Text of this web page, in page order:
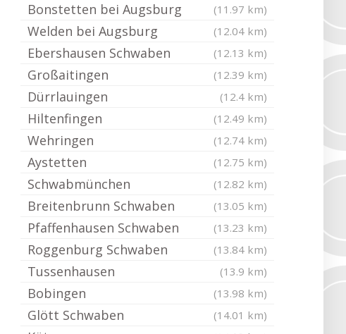
Bonstetten bei Augsburg (11.97 km)
Welden bei Augsburg (12.04 km)
Ebershausen Schwaben (12.13 km)
Großaitingen (12.39 km)
Dürrlauingen (12.4 km)
Hiltenfingen (12.49 km)
Wehringen (12.74 km)
Aystetten (12.75 km)
Schwabmünchen (12.82 km)
Breitenbrunn Schwaben (13.05 km)
Pfaffenhausen Schwaben (13.23 km)
Roggenburg Schwaben (13.84 km)
Tussenhausen (13.9 km)
Bobingen (13.98 km)
Glött Schwaben (14.01 km)